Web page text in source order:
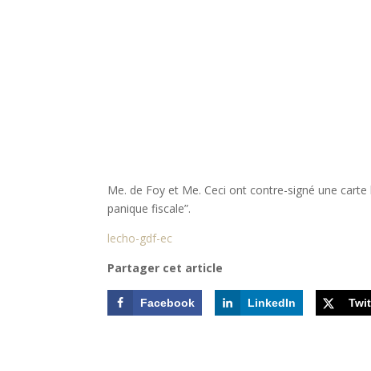
Me. de Foy et Me. Ceci ont contre-signé une
panique fiscale”.
lecho-gdf-ec
Partager cet article
Facebook LinkedIn